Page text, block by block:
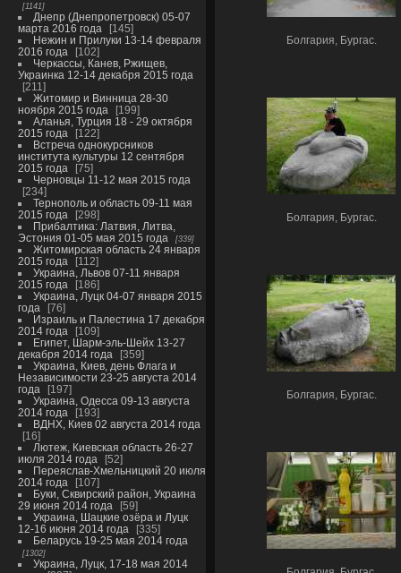
1141
Днепр (Днепропетровск) 05-07
марта 2016 года
145
Нежин и Прилуки 13-14 февраля
2016 года
102
Черкассы, Канев, Ржищев,
Украинка 12-14 декабря 2015 года
211
Житомир и Винница 28-30
ноября 2015 года
199
Аланья, Турция 18 - 29 октября
2015 года
122
Встреча однокурсников
института культуры 12 сентября
2015 года
75
Черновцы 11-12 мая 2015 года
234
Тернополь и область 09-11 мая
2015 года
298
Прибалтика: Латвия, Литва,
Эстония 01-05 мая 2015 года
339
Житомирская область 24 января
2015 года
112
Украина, Львов 07-11 января
2015 года
186
Украина, Луцк 04-07 января 2015
года
76
Израиль и Палестина 17 декабря
2014 года
109
Египет, Шарм-эль-Шейх 13-27
декабря 2014 года
359
Украина, Киев, день Флага и
Независимости 23-25 августа 2014
года
197
Украина, Одесса 09-13 августа
2014 года
193
ВДНХ, Киев 02 августа 2014 года
16
Лютеж, Киевская область 26-27
июля 2014 года
52
Переяслав-Хмельницкий 20 июля
2014 года
107
Буки, Сквирский район, Украина
29 июня 2014 года
59
Украина, Шацкие озёра и Луцк
12-16 июня 2014 года
335
Беларусь 19-25 мая 2014 года
1302
Украина, Луцк, 17-18 мая 2014
Болгария, Бургас.
Болгария, Бургас.
Болгария, Бургас.